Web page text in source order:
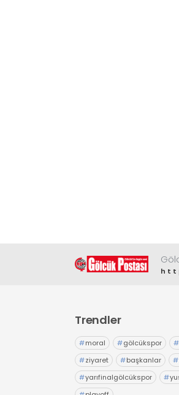
Trendler
#moral #gölcükspor #
#ziyaret #başkanlar #
#yarıfinalgölcükspor #